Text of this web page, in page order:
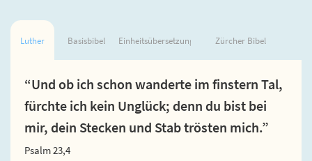
Luther Basisbibel Einheitsübersetzung Zürcher Bibel
“Und ob ich schon wanderte im finstern Tal,
fürchte ich kein Unglück; denn du bist bei
mir, dein Stecken und Stab trösten mich.”
Psalm 23,4